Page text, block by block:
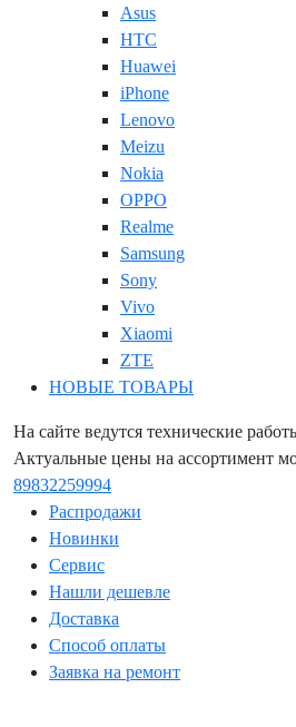
Asus
HTC
Huawei
iPhone
Lenovo
Meizu
Nokia
OPPO
Realme
Samsung
Sony
Vivo
Xiaomi
ZTE
НОВЫЕ ТОВАРЫ
На сайте ведутся технические
Актуальные цены на ассортимент
89832259994
Распродажи
Новинки
Сервис
Нашли дешевле
Доставка
Способ оплаты
Заявка на ремонт